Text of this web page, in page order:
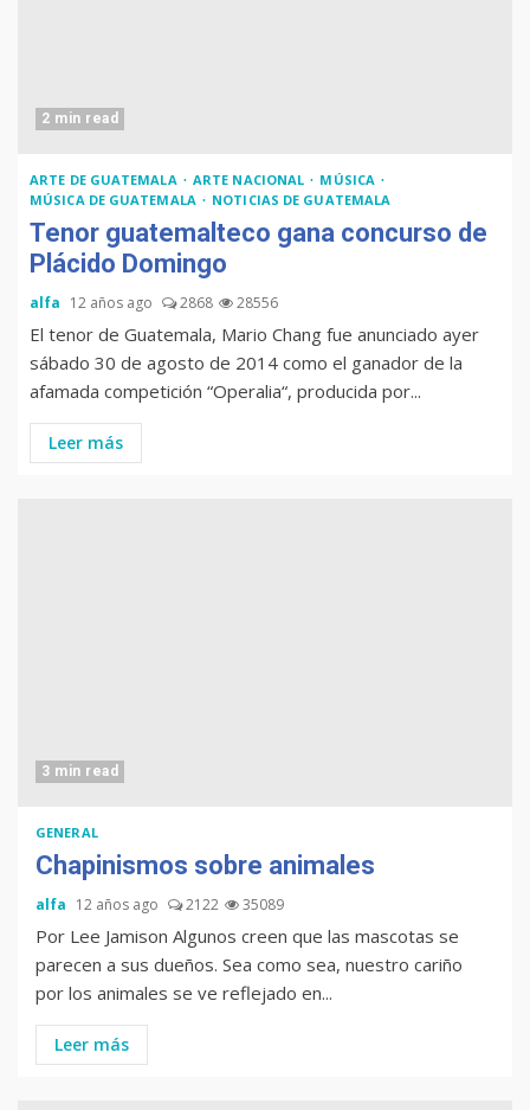
2 min read
ARTE DE GUATEMALA ARTE NACIONAL
MÚSICA
MÚSICA DE GUATEMALA
NOTICIAS DE GUATEMALA
Tenor guatemalteco gana concurso de
Plácido Domingo
alfa 12 años ago 2868 28556
El tenor de Guatemala, Mario Chang fue anunciado ayer
sábado 30 de agosto de 2014 como el ganador de la
afamada competición “Operalia“, producida por...
Leer más
3 min read
GENERAL
Chapinismos sobre animales
alfa 12 años ago 2122 35089
Por Lee Jamison Algunos creen que las mascotas se
parecen a sus dueños. Sea como sea, nuestro cariño
por los animales se ve reflejado en...
Leer más